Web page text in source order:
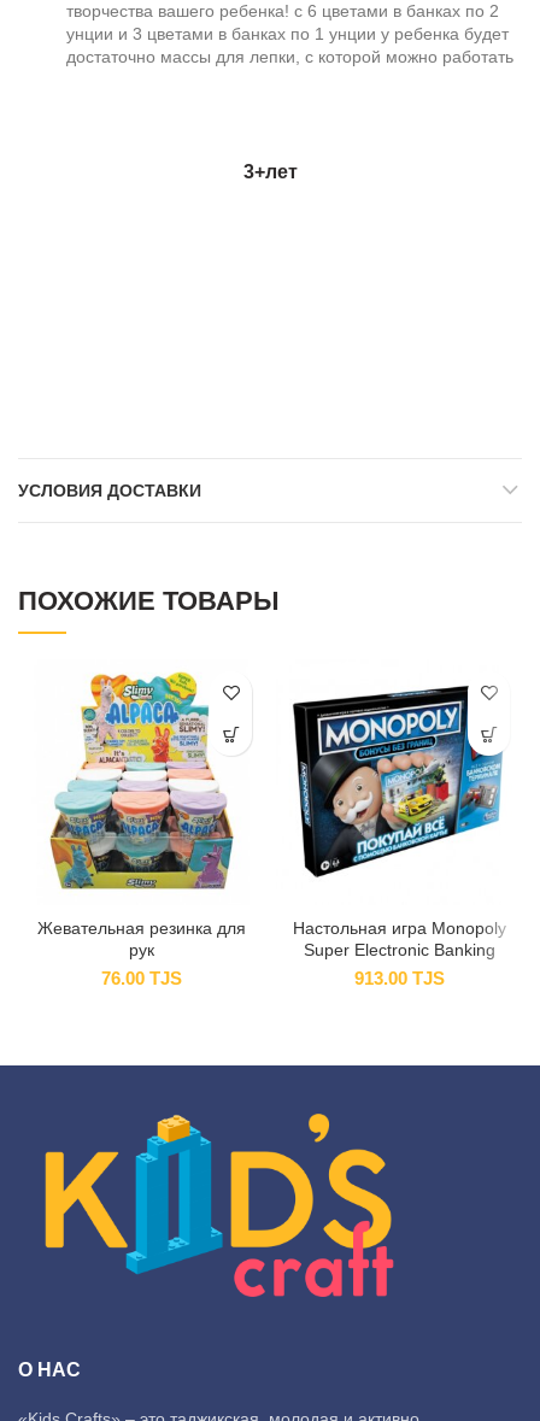
творчества вашего ребенка! с 6 цветами в банках по 2
унции и 3 цветами в банках по 1 унции у ребенка будет
достаточно массы для лепки, с которой можно работать
3+лет
УСЛОВИЯ ДОСТАВКИ
ПОХОЖИЕ ТОВАРЫ
Жевательная резинка для
рук
76.00 TJS
Настольная игра Monopoly
Super Electronic Banking
913.00 TJS
О НАС